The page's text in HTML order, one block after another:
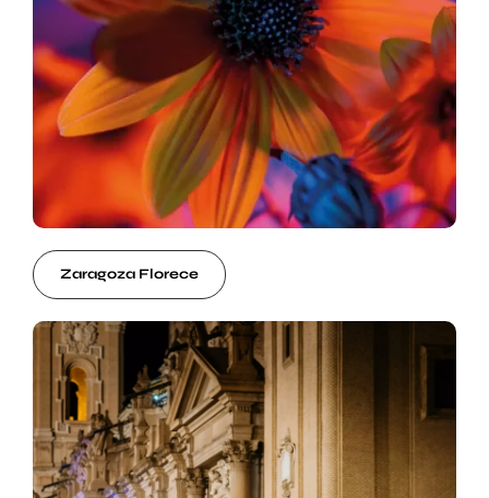
Zaragoza Florece